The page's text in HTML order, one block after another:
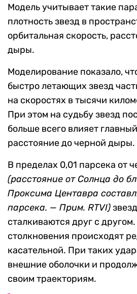
Модель учитывает такие
плотность звезд в
орбитальная скорость,
дыры.
Моделирование показало,
быстро летающих звезд
на скоростях в тысячи
При этом на судьбу звезд
больше всего влияет
расстояние до черной дыры.
В пределах 0,01 парсека от
(расстояние от Солнца до
Проксима Центавра
парсека. — Прим. RTVI)
сталкиваются друг с
столкновения происходят
касательной. При таких
внешние оболочки и
своим траекториям.